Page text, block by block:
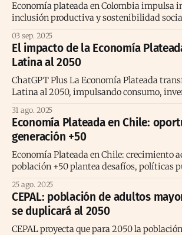
Economía plateada en Colombia impulsa
inclusión productiva y sostenibilidad
03 sep. 2025
El impacto de la Economía
Latina al 2050
ChatGPT Plus La Economía Plateada transformará América
Latina al 2050, impulsando consumo,
31 ago. 2025
Economía Plateada en Chile:
generación +50
Economía Plateada en Chile: crecimiento
población +50 plantea desafíos, políticas
25 ago. 2025
CEPAL: población de adultos
se duplicará al 2050
CEPAL proyecta que para 2050 la